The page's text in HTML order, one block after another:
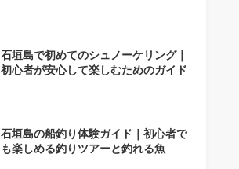
石垣島で初めてのシュノーケリング｜
初心者が安心して楽しむためのガイド
石垣島の船釣り体験ガイド｜初心者で
も楽しめる釣りツアーと釣れる魚